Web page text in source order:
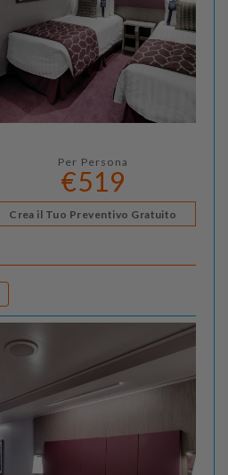
Per Persona
€519
Crea il Tuo Preventivo Gratuito